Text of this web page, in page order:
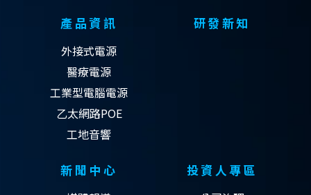
產品資訊
外接式電源
醫療電源
工業型電腦電源
乙太網路POE
工地音響
研發新知
新聞中心 投資人專區